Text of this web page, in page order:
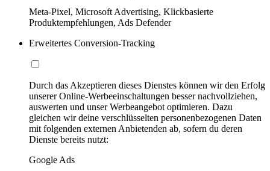
Meta-Pixel, Microsoft Advertising, Klickbasierte
Produktempfehlungen, Ads Defender
Erweitertes Conversion-Tracking
Durch das Akzeptieren dieses Dienstes können wir den Erfolg
unserer Online-Werbeeinschaltungen besser nachvollziehen,
auswerten und unser Werbeangebot optimieren. Dazu
gleichen wir deine verschlüsselten personenbezogenen Daten
mit folgenden externen Anbietenden ab, sofern du deren
Dienste bereits nutzt:
Google Ads